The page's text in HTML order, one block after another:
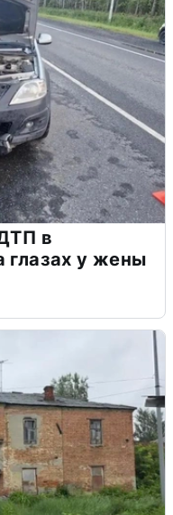
в
глазах у жены